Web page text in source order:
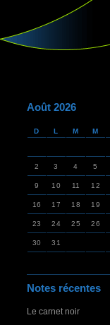
Août 2026
D L M M
2 3 4 5
9 10 11 12
16 17 18 19
23 24 25 26
30 31
Notes récentes
Le carnet noir